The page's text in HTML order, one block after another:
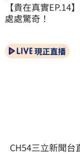
【貴在真實
處處驚奇！
現正直播
CH54三立新聞台